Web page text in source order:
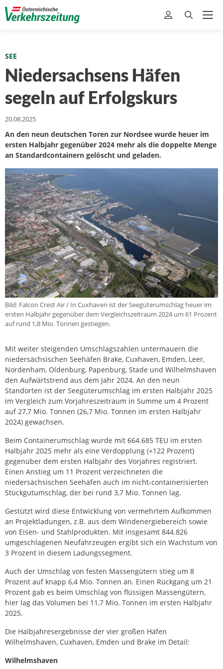
SEE
Niedersachsens Häfen
segeln auf Erfolgskurs
20.08.2025
An den neun deutschen Toren zur Nordsee wurde heuer im
ersten Halbjahr gegenüber 2024 mehr als die doppelte Menge
an Standardcontainern gelöscht und geladen.
Bild: Falcon Crest Air / In Cuxhaven ist der Seegüterumschlag heuer im
ersten Halbjahr gegenüber dem Vergleichszeitraum 2024 um 61 Prozent
auf rund 1,8 Mio. Tonnen gestiegen.
Mit weiter steigenden Umschlagszahlen untermauern die
niedersächsischen Seehäfen Brake, Cuxhaven, Emden, Leer,
Nordenham, Oldenburg, Papenburg, Stade und Wilhelmshaven
den Aufwärtstrend aus dem Jahr 2024. An den neun
Standorten ist der Seegüterumschlag im ersten Halbjahr 2025
im Vergleich zum Vorjahreszeitraum in Summe um 4 Prozent
auf 27,7 Mio. Tonnen (26,7 Mio. Tonnen im ersten Halbjahr
2024) gewachsen.
Beim Containerumschlag wurde mit 664.685 TEU im ersten
Halbjahr 2025 mehr als eine Verdopplung (+122 Prozent)
gegenüber dem ersten Halbjahr des Vorjahres registriert.
Einen Anstieg um 11 Prozent verzeichneten die
niedersächsischen Seehäfen auch im nicht-containerisierten
Stückgutumschlag, der bei rund 3,7 Mio. Tonnen lag.
Gestützt wird diese Entwicklung von vermehrtem Aufkommen
an Projektladungen, z.B. aus dem Windenergiebereich sowie
von Eisen- und Stahlprodukten. Mit insgesamt 844.826
umgeschlagenen Neufahrzeugen ergibt sich ein Wachstum von
3 Prozent in diesem Ladungssegment.
Auch der Umschlag von festen Massengütern stieg um 8
Prozent auf knapp 6,4 Mio. Tonnen an. Einen Rückgang um 21
Prozent gab es beim Umschlag von flüssigen Massengütern,
hier lag das Volumen bei 11,7 Mio. Tonnen im ersten Halbjahr
2025.
Die Halbjahresergebnisse der vier großen Häfen
Wilhelmshaven, Cuxhaven, Emden und Brake im Detail:
Wilhelmshaven